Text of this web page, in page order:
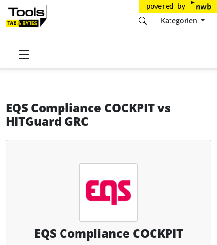
powered by
Kategorien
Startseite
EQS Compliance COCKPITvs
HITGuard GRC
EQS Compliance COCKPIT